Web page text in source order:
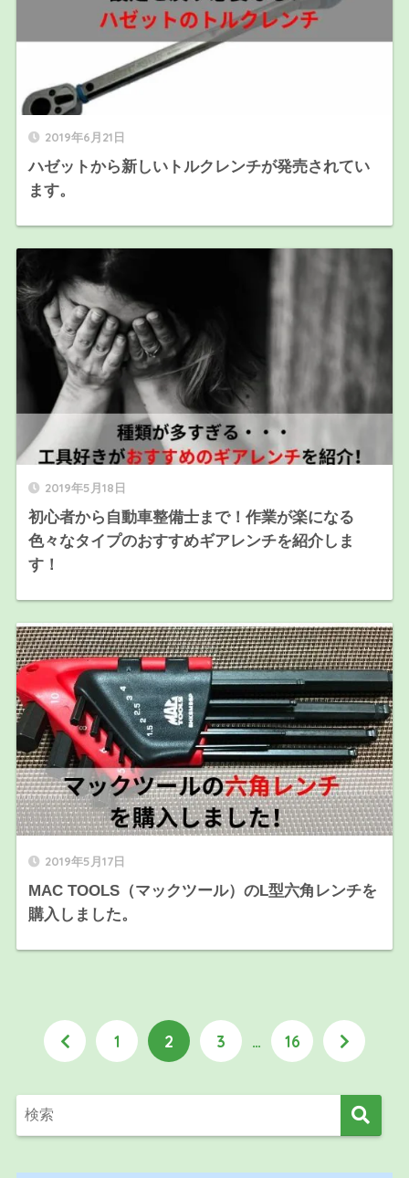
2019年6月21日
ハゼットから新しいトルクレンチが発売されてい
ます。
2019年5月18日
初心者から自動車整備士まで！作業が楽になる
色々なタイプのおすすめギアレンチを紹介しま
す！
2019年5月17日
MAC TOOLS（マックツール）のL型六角レンチを
購入しました。
1 2 3 … 16